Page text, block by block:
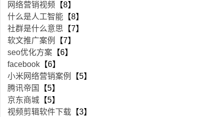
网络营销视频 【8】
什么是人工智能 【8】
社群是什么意思 【7】
软文推广案例
【7】
seo优化方案 【6】
facebook 【6】
小米网络营销案例
【5】
腾讯帝国
【5】
京东商城 【5】
视频剪辑软件下载 【3】